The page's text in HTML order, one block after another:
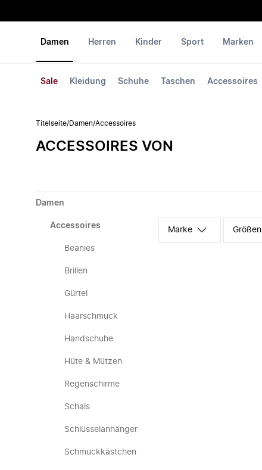
Damen
Sale Kleidung Schuhe Taschen Accessoires
Herren Kinder Sport Marken
Titelseite/Damen/Accessoires
ACCESSOIRES VON
Damen
Accessoires
Beanies
Brillen
Gürtel
Haarschmuck
Handschuhe
Hüte & Mützen
Regenschirme
Schals
Schlüsselanhänger
Schmuckkästchen
Marke Größen